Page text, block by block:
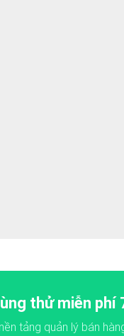
thử miễn phí
tảng quản lý bán